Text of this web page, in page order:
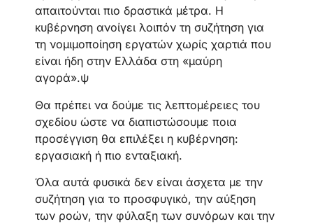
απαιτούνται πιο δραστικά μέτρα. Η
κυβέρνηση ανοίγει λοιπόν τη συζήτηση για
τη νομιμοποίηση εργατών χωρίς χαρτιά που
είναι ήδη στην Ελλάδα στη «μαύρη
αγορά».ψ
Θα πρέπει να δούμε τις λεπτομέρειες του
σχεδίου ώστε να διαπιστώσουμε ποια
προσέγγιση θα επιλέξει η κυβέρνηση:
εργασιακή ή πιο ενταξιακή.
Όλα αυτά φυσικά δεν είναι άσχετα με την
συζήτηση για το προσφυγικό, την αύξηση
των ροών, την φύλαξη των συνόρων και την